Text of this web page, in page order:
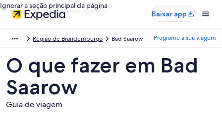
Ignorar a seção principal da página
Baixar app
Região de Brandemburgo Bad Saarow Programe a sua viagem
O que fazer em Bad
Saarow
Guia de viagem